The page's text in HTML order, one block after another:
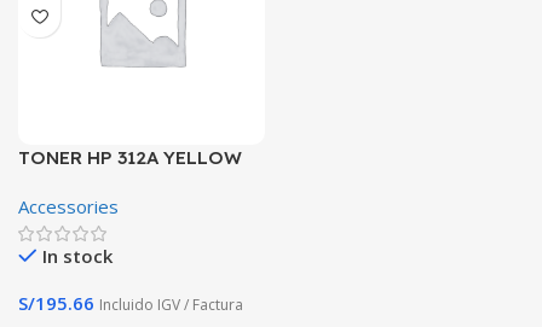
TONER HP 312A YELLOW
Accessories
In stock
S/195.66 Incluido IGV / Factura